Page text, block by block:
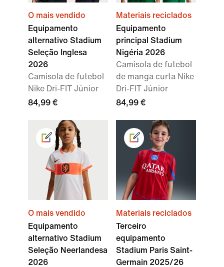
O mais vendido
Equipamento
alternativo Stadium
Seleção Inglesa
2026
Camisola de futebol
Nike Dri-FIT Júnior
84,99 €
Materiais reciclados
Equipamento
principal Stadium
Nigéria 2026
Camisola de futebol
de manga curta Nike
Dri-FIT Júnior
84,99 €
O mais vendido
Equipamento
alternativo Stadium
Seleção Neerlandesa
2026
Materiais reciclados
Terceiro
equipamento
Stadium Paris Saint-
Germain 2025/26